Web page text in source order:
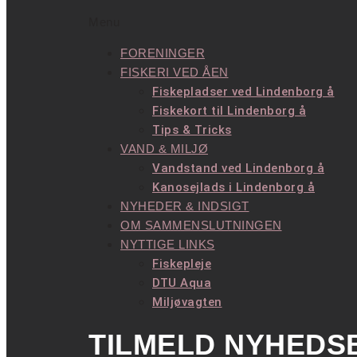
FORENINGER
FISKERI VED ÅEN
Fiskepladser ved Lindenborg å
Fiskekort til Lindenborg å
Tips & Tricks
VAND & MILJØ
Vandstand ved Lindenborg å
Kanosejlads i Lindenborg å
NYHEDER & INDSIGT
OM SAMMENSLUTNINGEN
NYTTIGE LINKS
Fiskepleje
DTU Aqua
Miljøvagten
TILMELD